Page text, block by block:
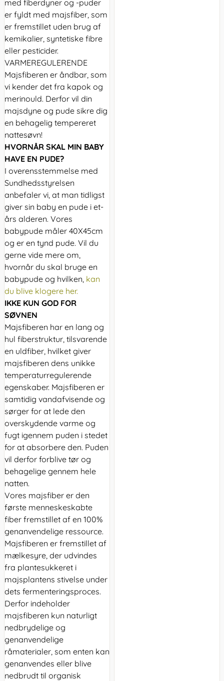
med fiberdyner og -puder
er fyldt med majsfiber, som
er fremstillet uden brug af
kemikalier, syntetiske fibre
eller pesticider.
VARMEREGULERENDE
Majsfiberen er åndbar, som
vi kender det fra kapok og
merinould. Derfor vil din
majsdyne og pude sikre dig
en behagelig tempereret
nattesøvn!
HVORNÅR SKAL MIN BABY
HAVE EN PUDE?
I overensstemmelse med
Sundhedsstyrelsen
anbefaler vi, at man tidligst
giver sin baby en pude i et-
års alderen. Vores
babypude måler 40X45cm
og er en tynd pude. Vil du
gerne vide mere om,
hvornår du skal bruge en
babypude og hvilken, kan
du blive klogere her.
IKKE KUN GOD FOR
SØVNEN
Majsfiberen har en lang og
hul fiberstruktur, tilsvarende
en uldfiber, hvilket giver
majsfiberen dens unikke
temperaturregulerende
egenskaber. Majsfiberen er
samtidig vandafvisende og
sørger for at lede den
overskydende varme og
fugt igennem puden i stedet
for at absorbere den. Puden
vil derfor forblive tør og
behagelige gennem hele
natten.
Vores majsfiber er den
første menneskeskabte
fiber fremstillet af en 100%
genanvendelige ressource.
Majsfiberen er fremstillet af
mælkesyre, der udvindes
fra plantesukkeret i
majsplantens stivelse under
dets fermenteringsproces.
Derfor indeholder
majsfiberen kun naturligt
nedbrydelige og
genanvendelige
råmaterialer, som enten kan
genanvendes eller blive
nedbrudt til organisk